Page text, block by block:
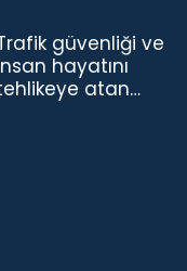
güvenliği ve
hayatını
atan